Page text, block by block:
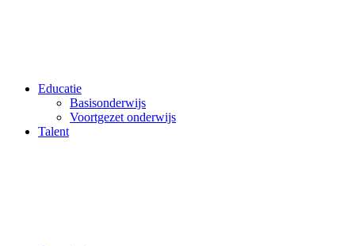
Educatie
Basisonderwijs
Voortgezet onderwijs
Talent